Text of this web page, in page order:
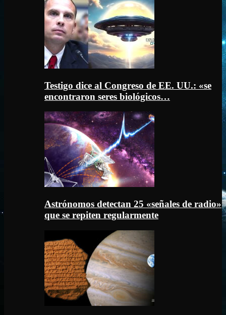
Testigo dice al Congreso de EE. UU.: «se
encontraron seres biológicos…
Astrónomos detectan 25 «señales de radio»
que se repiten regularmente